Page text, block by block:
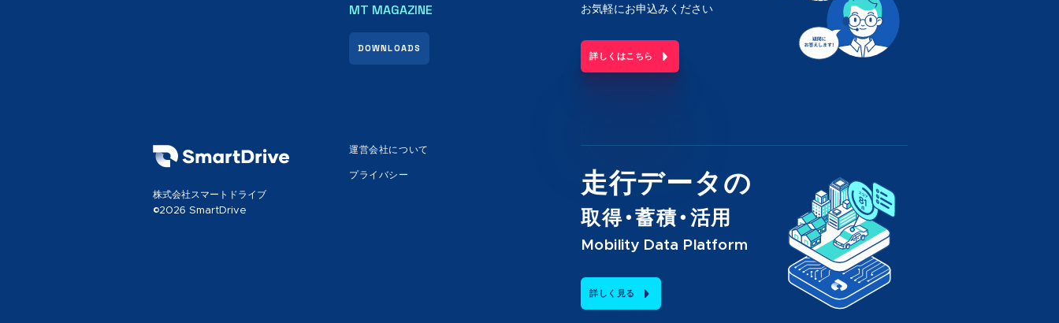
DOWNLOADS
MT MAGAZINE お気軽にお申込みください
詳しくはこちら
走行データの
取得・蓄積・活用
Mobility Data Platform
詳しく見る
株式会社スマートドライブ
©2026 SmartDrive
運営会社について
プライバシー